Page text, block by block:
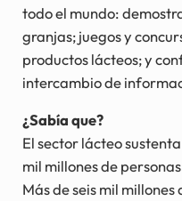
todo el mundo:
granjas; juegos y
productos lácteos; y
intercambio de
¿Sabía que?
El sector lácteo
mil millones de
Más de seis mil